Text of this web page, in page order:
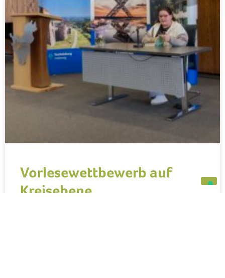
Vorlesewettbewerb auf
Kreisebene